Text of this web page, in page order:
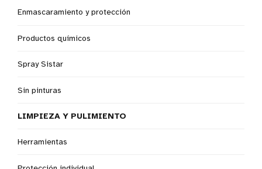
Enmascaramiento y protección
Productos químicos
Spray Sistar
Sin pinturas
LIMPIEZA Y PULIMIENTO
Herramientas